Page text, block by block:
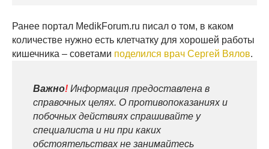
Ранее портал MedikForum.ru писал о том, в каком
количестве нужно есть клетчатку для хорошей работы
кишечника – советами поделился врач Сергей Вялов.
Важно! Информация предоставлена в
справочных целях. О противопоказаниях и
побочных действиях спрашивайте у
специалиста и ни при каких
обстоятельствах не занимайтесь